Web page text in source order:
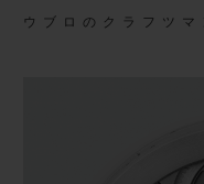
ウブロのクラフツマ